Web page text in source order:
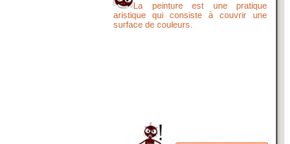
La peinture est une pratique
aristique qui consiste à couvrir une
surface de couleurs.